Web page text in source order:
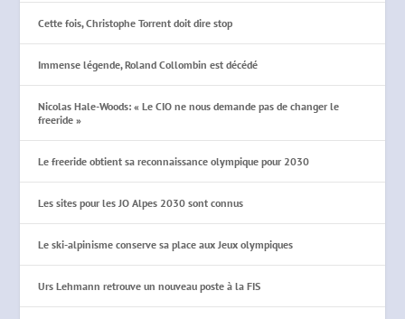
Cette fois, Christophe Torrent doit dire stop
Immense légende, Roland Collombin est décédé
Nicolas Hale-Woods: « Le CIO ne nous demande pas de changer le
freeride »
Le freeride obtient sa reconnaissance olympique pour 2030
Les sites pour les JO Alpes 2030 sont connus
Le ski-alpinisme conserve sa place aux Jeux olympiques
Urs Lehmann retrouve un nouveau poste à la FIS